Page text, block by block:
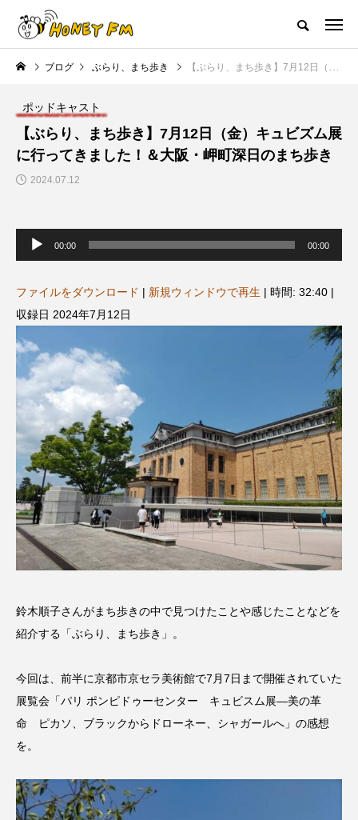
ハニーエフエム｜地域・人にフォーカスし発信するウェブラジオ局
HOME ハニーFMの紹介 後援申請 フリーペーパー プレ
NEW POST
MY SWEET GARDEN
日（火）配信 庭づくりは曲線を
意識しています 三田グリーンネ
ットの山本さん
2026.07.14
【校区すみからすみまで】3月
日（土）三田市立 高平小学校
TAG LIST
10周年記念 12月号
1975年のケルン・コンサート 1学期 1年生
2026年 2026年度 20周年 2学期
7月 accototo BAD GENIUS BL出版
HAMNET HERE 時を越えて
ブログ ぶらり、まち歩き 【ぶらり、まち歩き】7月12日（金）キュビズム展に行ってきました！＆大阪・岬町深日のまち歩き
ポッドキャスト
【ぶらり、まち歩き】7月12日（金）キュビズム展
に行ってきました！＆大阪・岬町深日のまち歩き
2024.07.12
ヤ
ー
00:00 00:00
ファイルをダウンロード | 新規ウィンドウで再生 | 時間: 32:40 |
収録日 2024年7月12日
鈴木順子さんがまち歩きの中で見つけたことや感じたことなどを
紹介する「ぶらり、まち歩き」。
今回は、前半に京都市京セラ美術館で7月7日まで開催されていた
展覧会「パリ ポンピドゥーセンター キュビスム展—美の革
命 ピカソ、ブラックからドローネー、シャガールへ」の感想
を。